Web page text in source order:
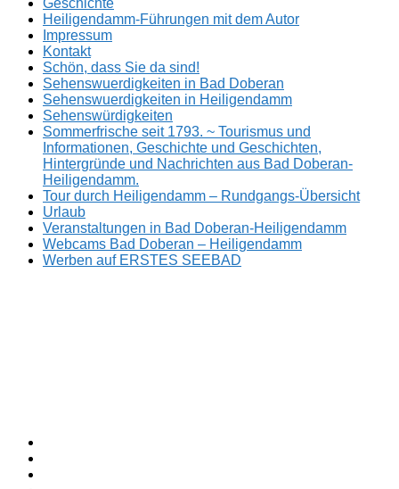
Geschichte
Heiligendamm-Führungen mit dem Autor
Impressum
Kontakt
Schön, dass Sie da sind!
Sehenswuerdigkeiten in Bad Doberan
Sehenswuerdigkeiten in Heiligendamm
Sehenswürdigkeiten
Sommerfrische seit 1793. ~ Tourismus und
Informationen, Geschichte und Geschichten,
Hintergründe und Nachrichten aus Bad Doberan-
Heiligendamm.
Tour durch Heiligendamm – Rundgangs-Übersicht
Urlaub
Veranstaltungen in Bad Doberan-Heiligendamm
Webcams Bad Doberan – Heiligendamm
Werben auf ERSTES SEEBAD
ERSTES
SEEBAD
Sommerfrische
seit
1793.